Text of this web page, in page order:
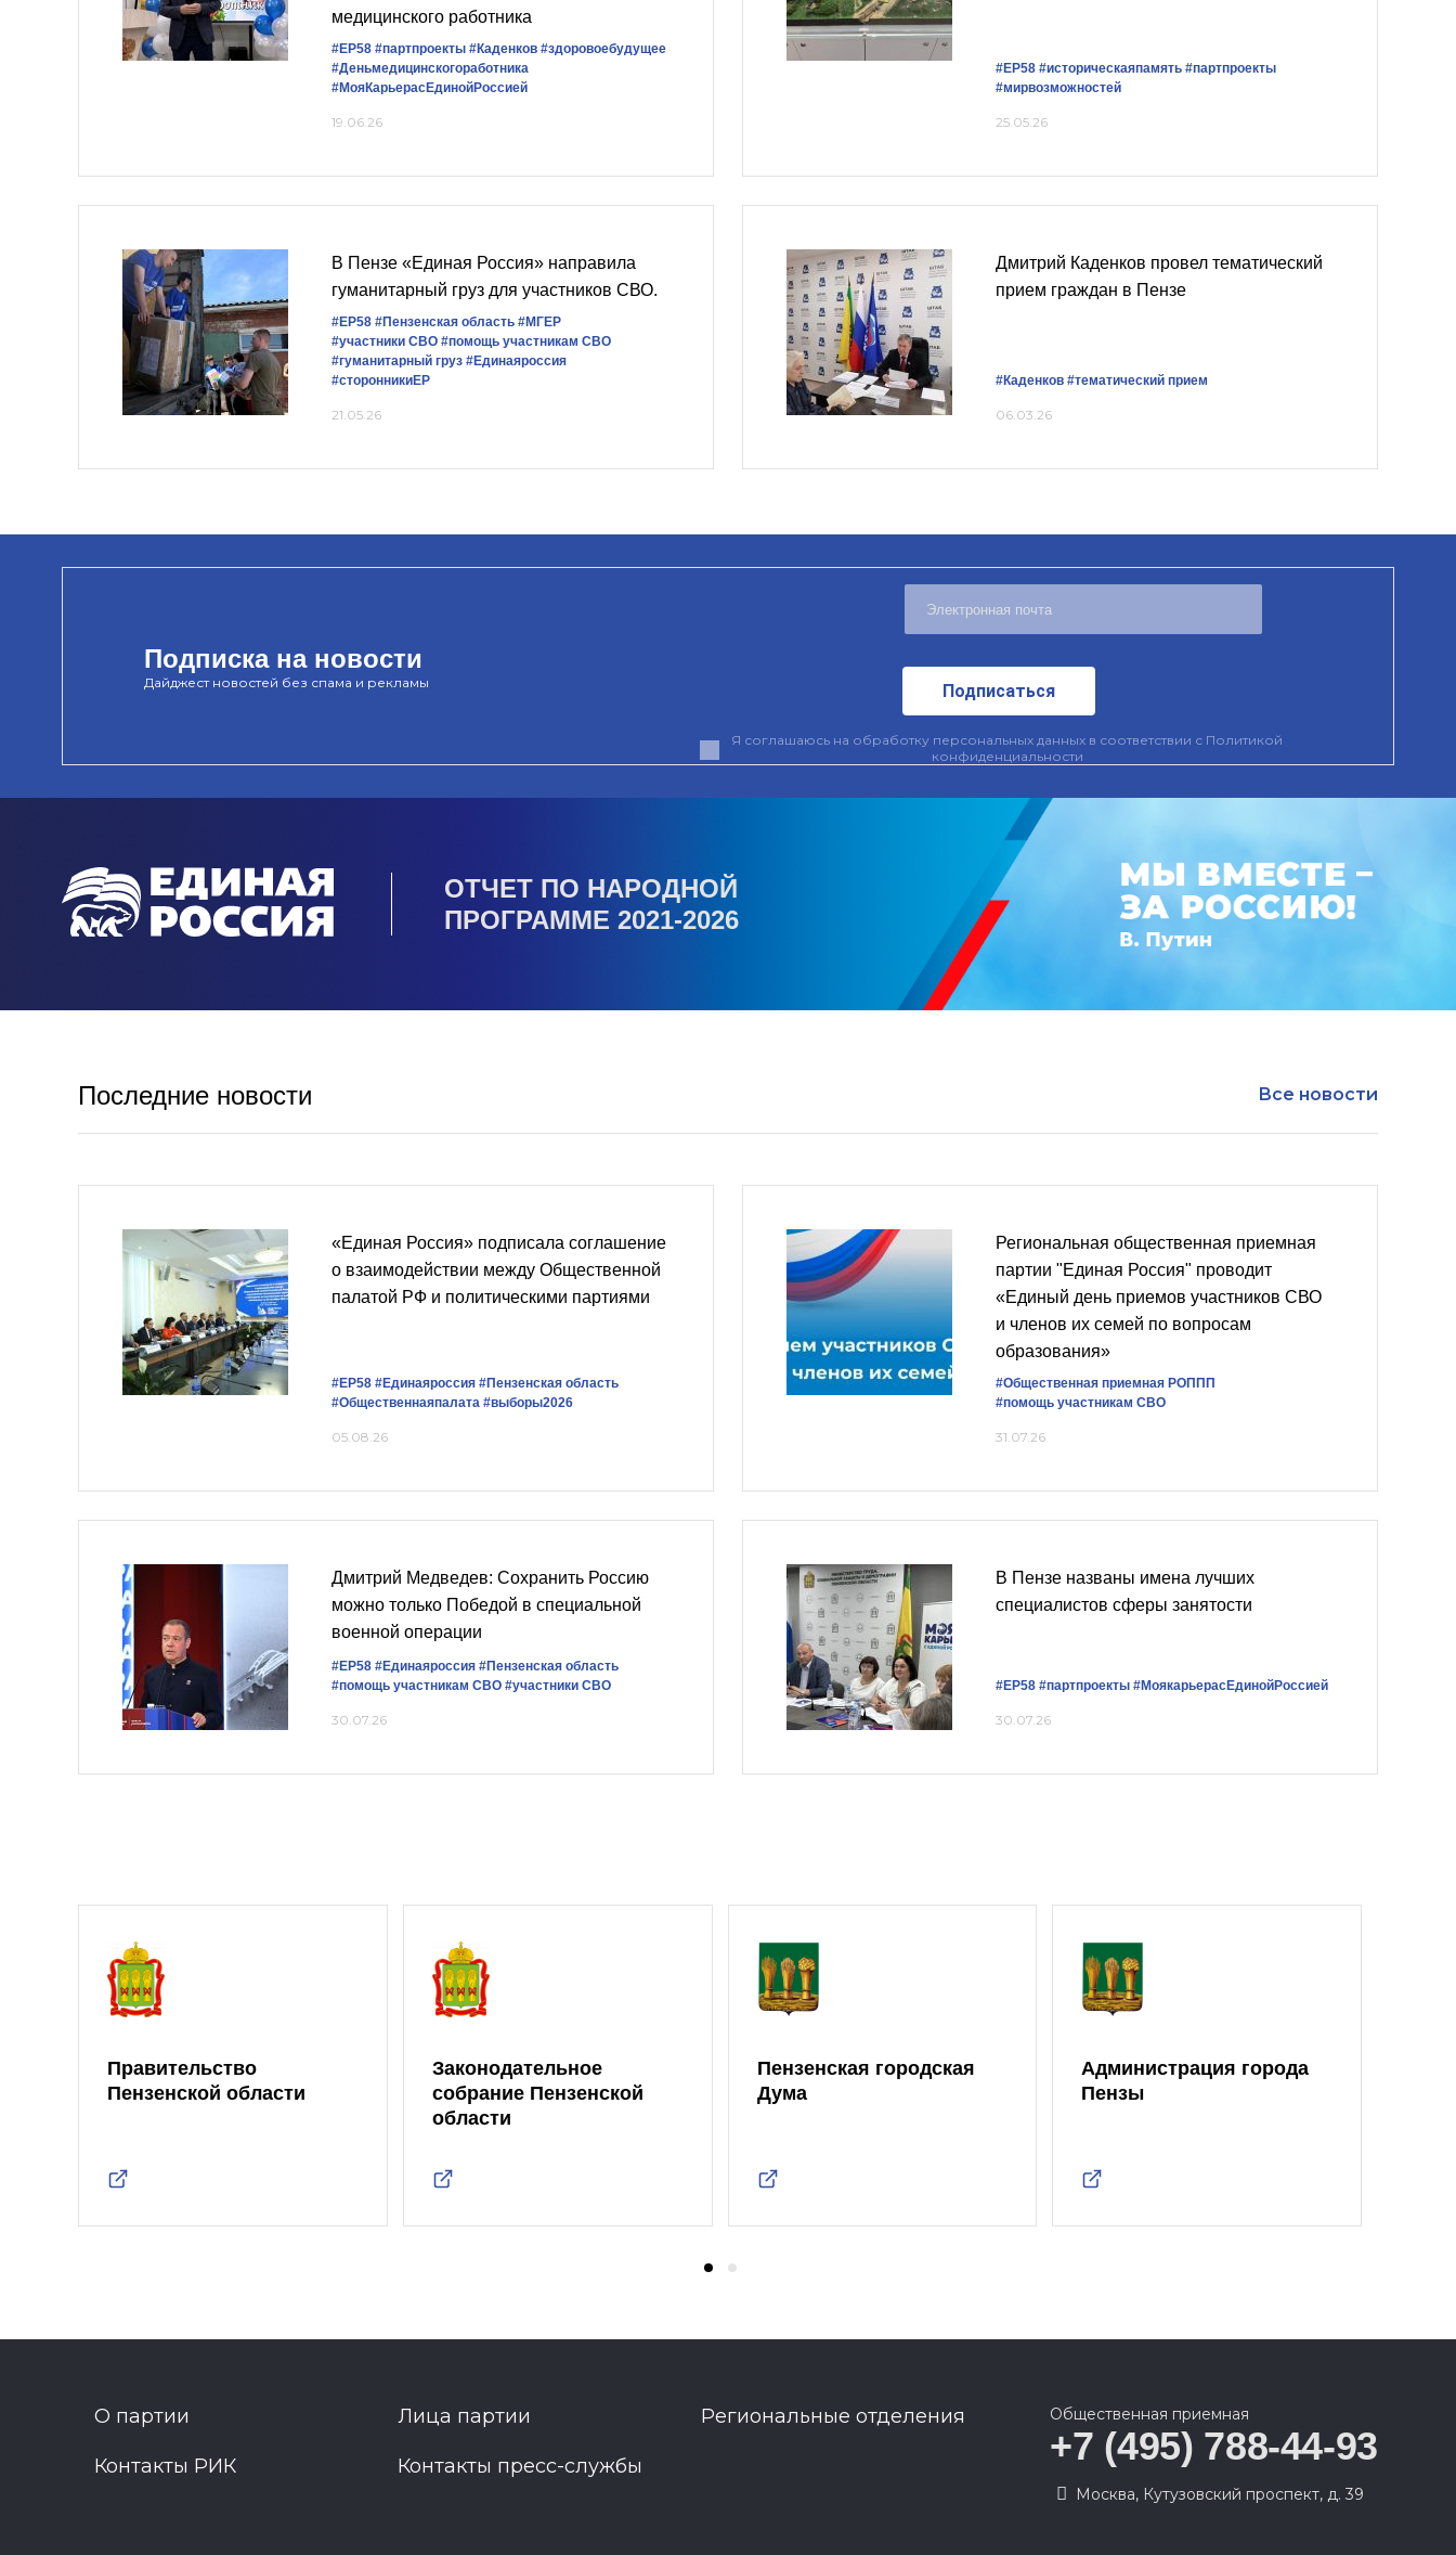
медицинского работника
#ЕР58 #партпроекты #Каденков #здоровоебудущее
#Деньмедицинскогоработника
#МояКарьерасЕдинойРоссией
19.06.26
#ЕР58 #историческаяпамять #партпроекты
#мирвозможностей
25.05.26
В Пензе «Единая Россия» направила
гуманитарный груз для участников СВО.
#ЕР58 #Пензенская область #‎МГЕР‬
#участники СВО #помощь участникам СВО
#гуманитарный груз #Единаяроссия
#сторонникиЕР
21.05.26
Дмитрий Каденков провел тематический
прием граждан в Пензе
#Каденков #тематический прием
06.03.26
Подписка на новости
Дайджест новостей без спама и рекламы Подписаться
Я соглашаюсь на обработку персональных данных в соответствии с Политикой
конфиденциальности
ОТЧЕТ ПО НАРОДНОЙ
ПРОГРАММЕ 2021-2026
Последние новости Все новости
«Единая Россия» подписала соглашение
о взаимодействии между Общественной
палатой РФ и политическими партиями
#ЕР58 #Единаяроссия #Пензенская область
#Общественнаяпалата #выборы2026
05.08.26
Региональная общественная приемная
партии "Единая Россия" проводит
«Единый день приемов участников СВО
и членов их семей по вопросам
образования»
#Общественная приемная РОППП
#помощь участникам СВО
31.07.26
Дмитрий Медведев: Сохранить Россию
можно только Победой в специальной
военной операции
#ЕР58 #Единаяроссия #Пензенская область
#помощь участникам СВО #участники СВО
30.07.26
В Пензе названы имена лучших
специалистов сферы занятости
#ЕР58 #партпроекты #МоякарьерасЕдинойРоссией
30.07.26
Правительство
Пензенской области
Законодательное
собрание Пензенской
области
Пензенская городская
Дума
Администрация города
Пензы
О партии Лица партии Региональные отделения
Контакты РИК Контакты пресс-службы
Общественная приемная
+7 (495) 788-44-93
Москва, Кутузовский проспект, д. 39